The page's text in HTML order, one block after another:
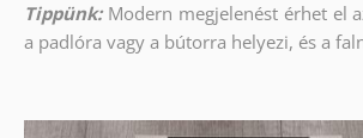
Tippünk: Modern megjelenést érhet el
a padlóra vagy a bútorra helyezi, és a